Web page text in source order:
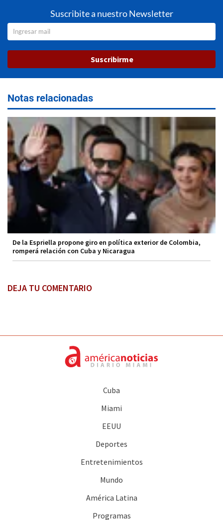
Suscribite a nuestro Newsletter
Suscribirme
Notas relacionadas
De la Espriella propone giro en política exterior de Colombia,
romperá relación con Cuba y Nicaragua
DEJA TU COMENTARIO
Cuba
Miami
EEUU
Deportes
Entretenimientos
Mundo
América Latina
Programas